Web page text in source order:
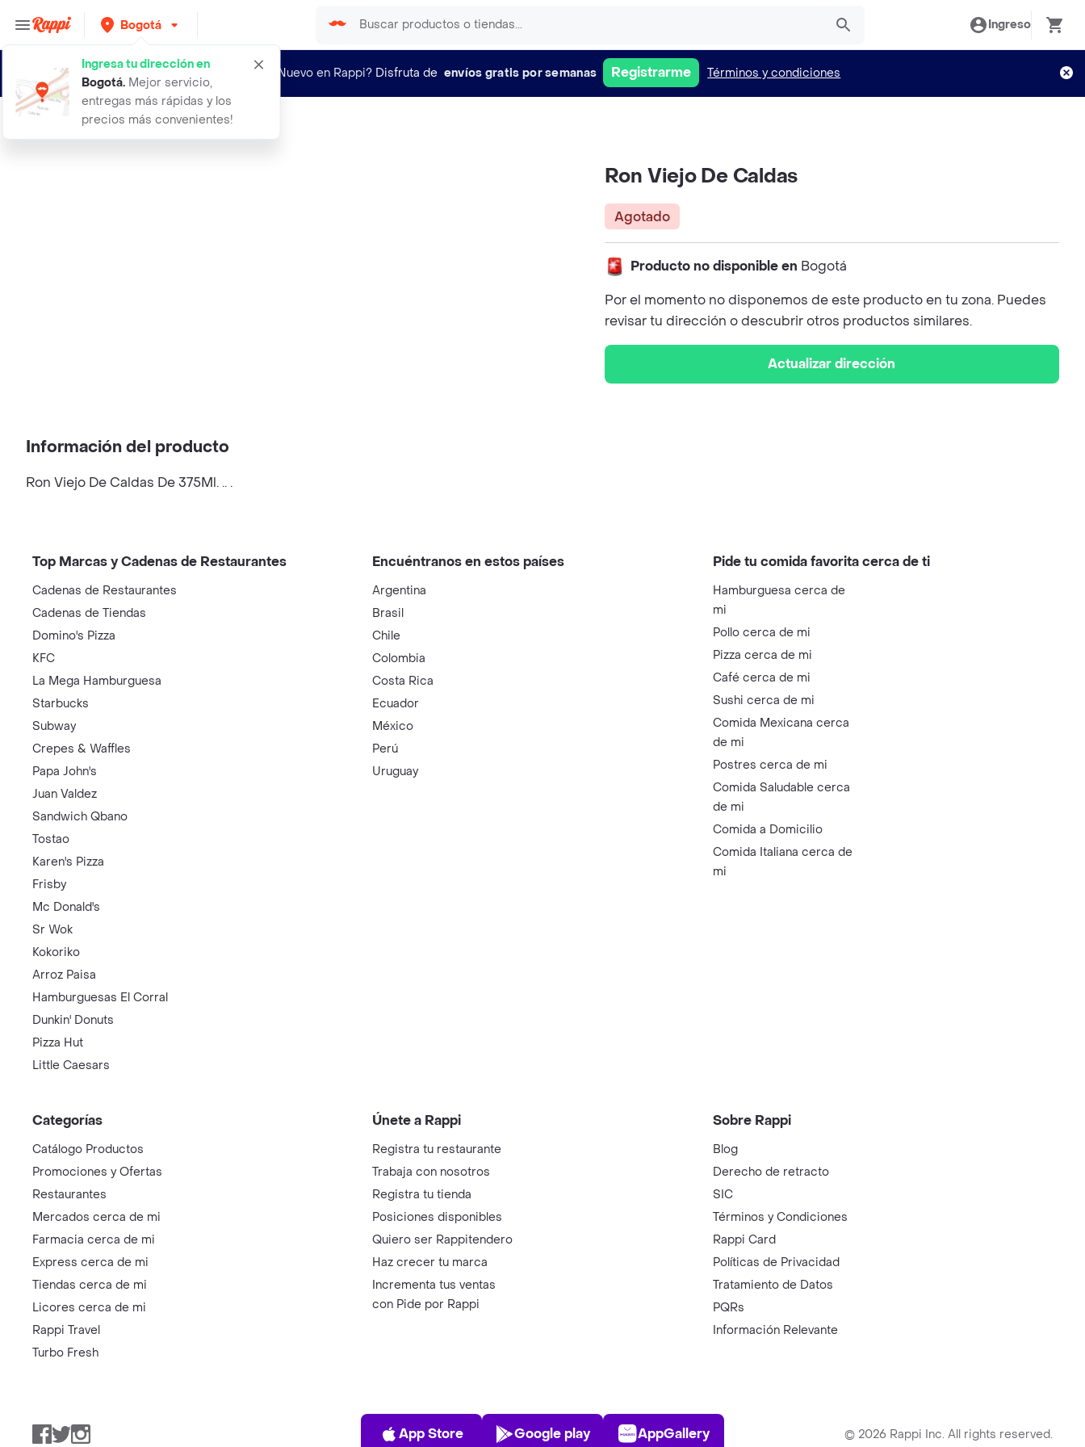
Bogotá
Ingresa tu dirección en
Bogotá. Mejor servicio,
entregas más rápidas y los
precios más convenientes!
Ingreso
¿Nuevo en Rappi? Disfruta de envíos gratis por semanas Registrarme Términos y condiciones
ron viejo de caldas
Ron Viejo De Caldas
Agotado
Producto no disponible en Bogotá
Por el momento no disponemos de este producto en tu zona. Puedes
revisar tu dirección o descubrir otros productos similares.
Actualizar dirección
Información del producto
Ron Viejo De Caldas De 375Ml. .. .
Top Marcas y Cadenas de Restaurantes
Cadenas de Restaurantes
Cadenas de Tiendas
Domino's Pizza
KFC
La Mega Hamburguesa
Starbucks
Subway
Crepes & Waffles
Papa John's
Juan Valdez
Sandwich Qbano
Tostao
Karen's Pizza
Frisby
Mc Donald's
Sr Wok
Kokoriko
Arroz Paisa
Hamburguesas El Corral
Dunkin' Donuts
Pizza Hut
Little Caesars
Encuéntranos en estos países
Argentina
Brasil
Chile
Colombia
Costa Rica
Ecuador
México
Perú
Uruguay
Pide tu comida favorita cerca de ti
Hamburguesa cerca de
mi
Pollo cerca de mi
Pizza cerca de mi
Café cerca de mi
Sushi cerca de mi
Comida Mexicana cerca
de mi
Postres cerca de mi
Comida Saludable cerca
de mi
Comida a Domicilio
Comida Italiana cerca de
mi
Categorías
Catálogo Productos
Promociones y Ofertas
Restaurantes
Mercados cerca de mi
Farmacia cerca de mi
Express cerca de mi
Tiendas cerca de mi
Licores cerca de mi
Rappi Travel
Turbo Fresh
Únete a Rappi
Registra tu restaurante
Trabaja con nosotros
Registra tu tienda
Posiciones disponibles
Quiero ser Rappitendero
Haz crecer tu marca
Incrementa tus ventas
con Pide por Rappi
Sobre Rappi
Blog
Derecho de retracto
SIC
Términos y Condiciones
Rappi Card
Políticas de Privacidad
Tratamiento de Datos
PQRs
Información Relevante
Facebook
TwitterInstagram
App Store
App Store
Play Store
Google play
AppGallery
AppGallery © 2026 Rappi Inc. All rights reserved.